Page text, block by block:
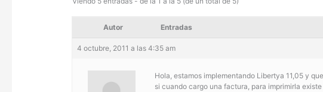
Autor Entradas
4 octubre, 2011 a las 4:35 am
Hola, estamos implementando Libertya 11,05 y
si cuando cargo una factura, para imprimirla